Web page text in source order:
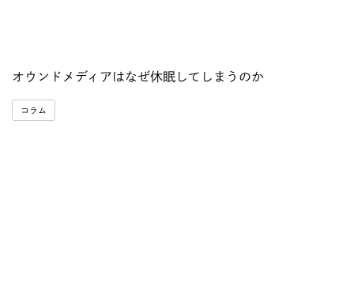
オウンドメディアはなぜ休眠してしまうのか
コラム